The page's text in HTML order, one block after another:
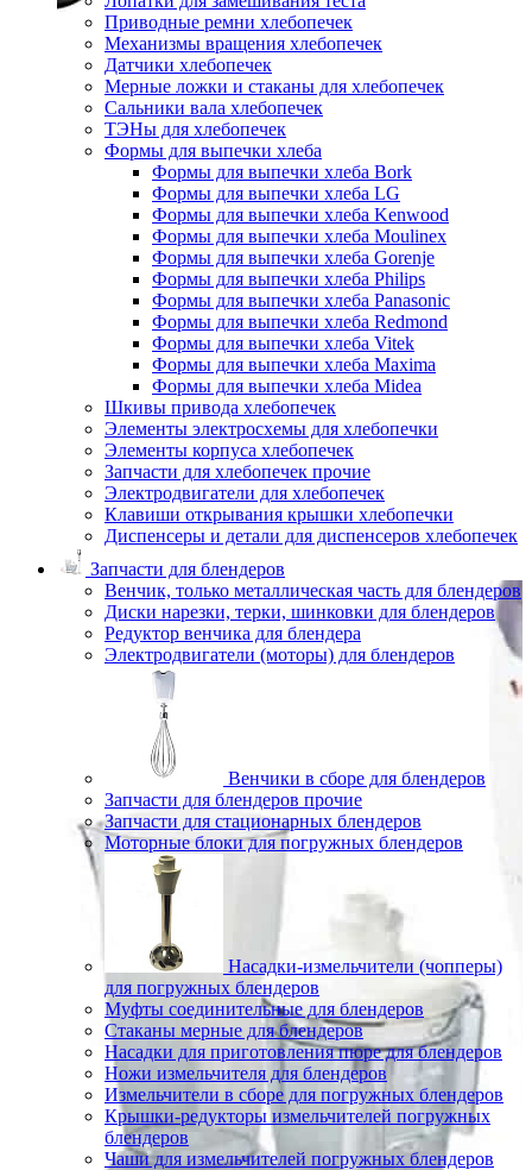
Приводные ремни хлебопечек
Механизмы вращения хлебопечек
Датчики хлебопечек
Мерные ложки и стаканы для хлебопечек
Сальники вала хлебопечек
ТЭНы для хлебопечек
Формы для выпечки хлеба
Формы для выпечки хлеба Bork
Формы для выпечки хлеба LG
Формы для выпечки хлеба Kenwood
Формы для выпечки хлеба Moulinex
Формы для выпечки хлеба Gorenje
Формы для выпечки хлеба Philips
Формы для выпечки хлеба Panasonic
Формы для выпечки хлеба Redmond
Формы для выпечки хлеба Vitek
Формы для выпечки хлеба Maxima
Формы для выпечки хлеба Midea
Шкивы привода хлебопечек
Элементы электросхемы для хлебопечки
Элементы корпуса хлебопечек
Запчасти для хлебопечек прочие
Электродвигатели для хлебопечек
Клавиши открывания крышки хлебопечки
Диспенсеры и детали для диспенсеров хлебопечек
Запчасти для блендеров
Венчик, только металлическая часть для блендеров
Диски нарезки, терки, шинковки для блендеров
Редуктор венчика для блендера
Электродвигатели (моторы) для блендеров
Венчики в сборе для блендеров
Запчасти для блендеров прочие
Запчасти для стационарных блендеров
Моторные блоки для погружных блендеров
Насадки-измельчители (чопперы)
для погружных блендеров
Муфты соединительные для блендеров
Стаканы мерные для блендеров
Насадки для приготовления пюре для блендеров
Ножи измельчителя для блендеров
Измельчители в сборе для погружных блендеров
Крышки-редукторы измельчителей погружных
блендеров
Чаши для измельчителей погружных блендеров